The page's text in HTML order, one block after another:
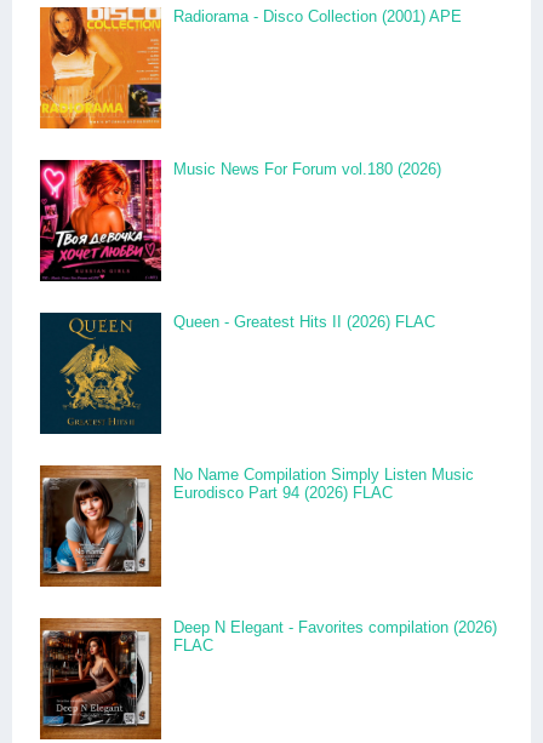
Radiorama - Disco Collection (2001) APE
Music News For Forum vol.180 (2026)
Queen - Greatest Hits II (2026) FLAC
No Name Compilation Simply Listen Music
Eurodisco Part 94 (2026) FLAC
Deep N Elegant - Favorites compilation (2026)
FLAC